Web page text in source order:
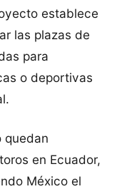
establece
las plazas de
para
o deportivas
quedan
en Ecuador,
México el